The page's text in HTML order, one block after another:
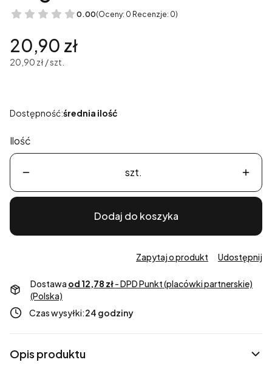
0.00(Oceny: 0 Recenzje: 0)
Cena
20,90 zł
20,90 zł / szt.
Dostępność:średnia ilość
Ilość
szt.
Dodaj do koszyka
Zapytaj o produkt Udostępnij
Dostawa od 12,78 zł- DPD Punkt (placówki partnerskie)
(Polska)
Czas wysyłki:24 godziny
Opis produktu